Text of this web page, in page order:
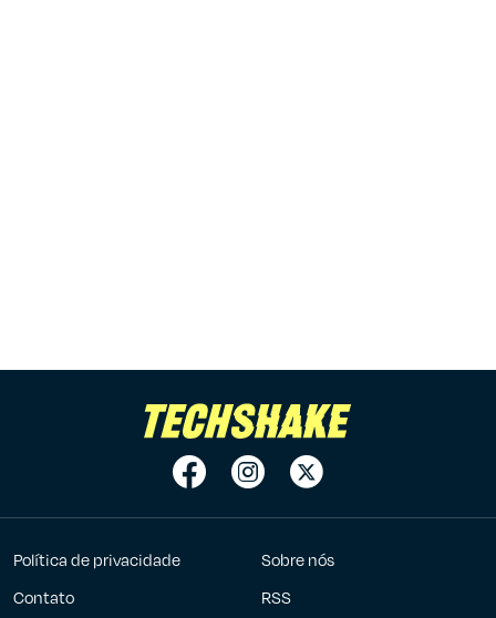
Política de privacidade
Sobre nós
Contato
RSS